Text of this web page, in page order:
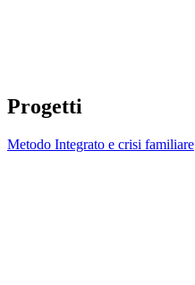
Progetti
Metodo Integrato e crisi familiare